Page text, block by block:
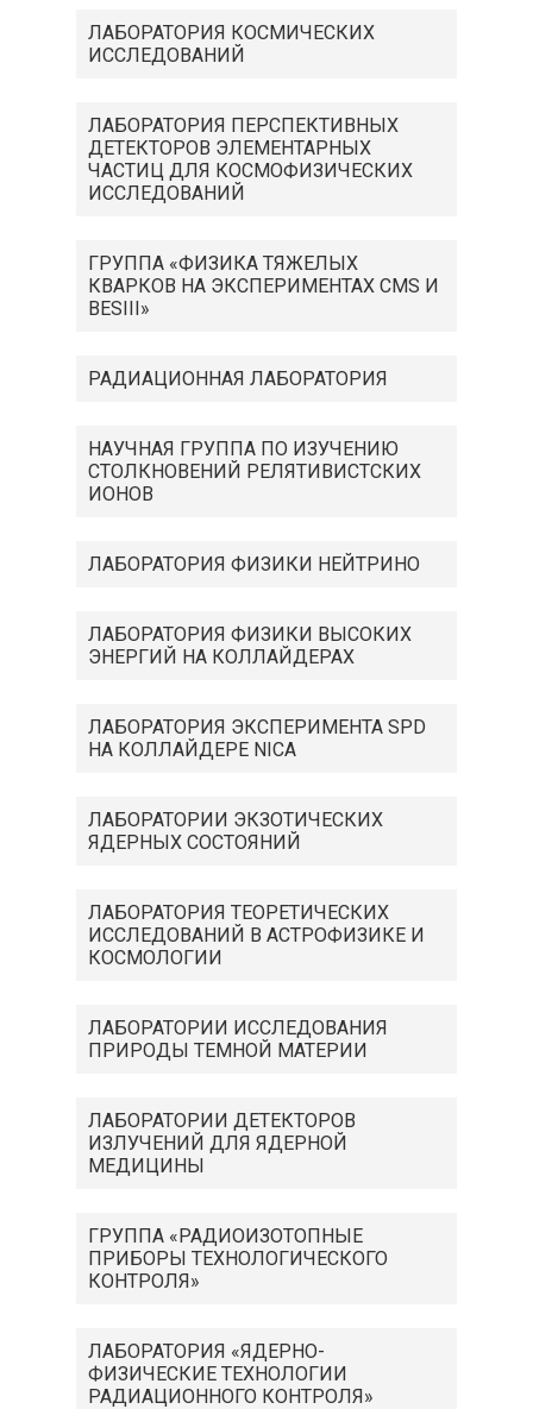
ЛАБОРАТОРИЯ КОСМИЧЕСКИХ
ИССЛЕДОВАНИЙ
ЛАБОРАТОРИЯ ПЕРСПЕКТИВНЫХ
ДЕТЕКТОРОВ ЭЛЕМЕНТАРНЫХ
ЧАСТИЦ ДЛЯ КОСМОФИЗИЧЕСКИХ
ИССЛЕДОВАНИЙ
ГРУППА «ФИЗИКА ТЯЖЕЛЫХ
КВАРКОВ НА ЭКСПЕРИМЕНТАХ CMS И
BESIII»
РАДИАЦИОННАЯ ЛАБОРАТОРИЯ
НАУЧНАЯ ГРУППА ПО ИЗУЧЕНИЮ
СТОЛКНОВЕНИЙ РЕЛЯТИВИСТСКИХ
ИОНОВ
ЛАБОРАТОРИЯ ФИЗИКИ НЕЙТРИНО
ЛАБОРАТОРИЯ ФИЗИКИ ВЫСОКИХ
ЭНЕРГИЙ НА КОЛЛАЙДЕРАХ
ЛАБОРАТОРИЯ ЭКСПЕРИМЕНТА SPD
НА КОЛЛАЙДЕРЕ NICA
ЛАБОРАТОРИИ ЭКЗОТИЧЕСКИХ
ЯДЕРНЫХ СОСТОЯНИЙ
ЛАБОРАТОРИЯ ТЕОРЕТИЧЕСКИХ
ИССЛЕДОВАНИЙ В АСТРОФИЗИКЕ И
КОСМОЛОГИИ
ЛАБОРАТОРИИ ИССЛЕДОВАНИЯ
ПРИРОДЫ ТЕМНОЙ МАТЕРИИ
ЛАБОРАТОРИИ ДЕТЕКТОРОВ
ИЗЛУЧЕНИЙ ДЛЯ ЯДЕРНОЙ
МЕДИЦИНЫ
ГРУППА «РАДИОИЗОТОПНЫЕ
ПРИБОРЫ ТЕХНОЛОГИЧЕСКОГО
КОНТРОЛЯ»
ЛАБОРАТОРИЯ «ЯДЕРНО-
ФИЗИЧЕСКИЕ ТЕХНОЛОГИИ
РАДИАЦИОННОГО КОНТРОЛЯ»